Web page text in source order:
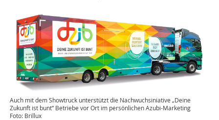
Auch mit dem Showtruck unterstützt die Nachwuchsiniative „Deine
Zukunft ist bunt“ Betriebe vor Ort im persönlichen Azubi-Marketing
Foto: Brillux